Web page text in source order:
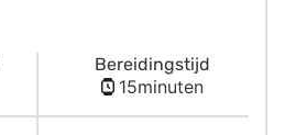
Bereidingstijd
15minuten
minuten